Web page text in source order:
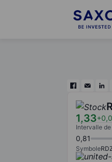
1,33
Intervalle
0,81
Symbole